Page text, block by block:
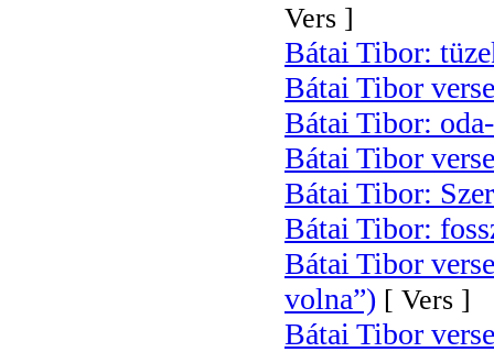
Vers ]
Bátai Tibor:
Bátai Tibor
Bátai Tibor:
Bátai Tibor
Bátai Tibor:
Bátai Tibor:
Bátai Tibor
volna”) [ Vers ]
Bátai Tibor